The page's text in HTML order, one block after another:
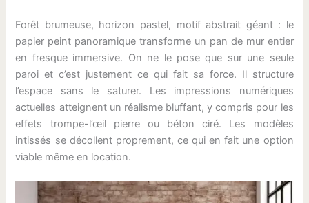
Forêt brumeuse, horizon pastel, motif abstrait géant : le
papier peint panoramique transforme un pan de mur entier
en fresque immersive. On ne le pose que sur une seule
paroi et c’est justement ce qui fait sa force. Il structure
l’espace sans le saturer. Les impressions numériques
actuelles atteignent un réalisme bluffant, y compris pour les
effets trompe-l’œil pierre ou béton ciré. Les modèles
intissés se décollent proprement, ce qui en fait une option
viable même en location.